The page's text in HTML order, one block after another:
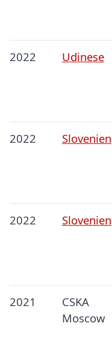
2022 Udinese
2022 Slovenien
2022 Slovenien
2021
CSKA
Moscow